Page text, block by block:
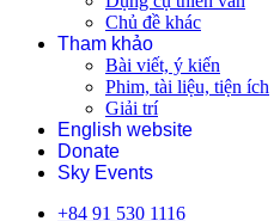
Chủ đề khác
Tham khảo
Bài viết, ý kiến
Phim, tài liệu, tiện ích
Giải trí
English website
Donate
Sky Events
+84 91 530 1116